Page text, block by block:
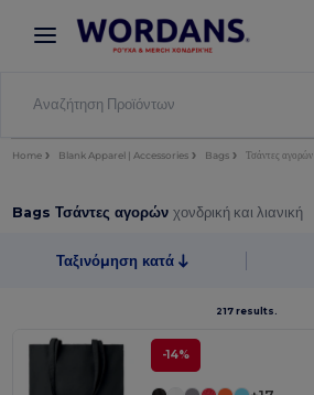
× Εφαρμογή Wordans
Καλύτερες τιμές στην εφαρμογή!
Home Blank Apparel | Accessories Bags Τσάντες αγορών
Bags Τσάντες αγορώνχονδρική και λιανική
Ταξινόμηση κατά
217 results.
-14%